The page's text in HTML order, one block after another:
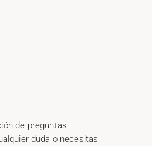
de preguntas
duda o necesitas